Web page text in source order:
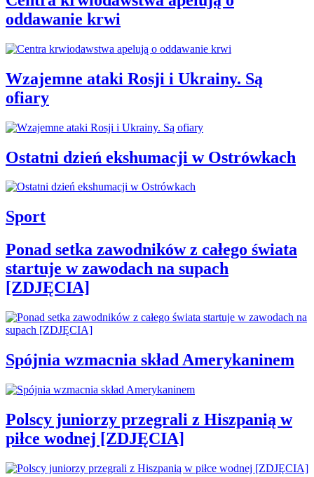
oddawanie krwi
Wzajemne ataki Rosji i Ukrainy. Są
ofiary
Ostatni dzień ekshumacji w Ostrówkach
Sport
Ponad setka zawodników z całego świata
startuje w zawodach na supach
[ZDJĘCIA]
Spójnia wzmacnia skład Amerykaninem
Polscy juniorzy przegrali z Hiszpanią w
piłce wodnej [ZDJĘCIA]